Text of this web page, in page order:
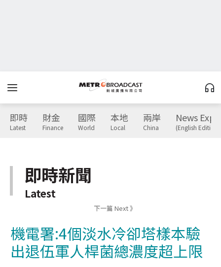
即時
Latest
財金
Finance
國際
World
本地
Local
兩岸
China
News
(English Edition)
即時新聞
Latest
下一篇 Next 》
機電署:4個淡水冷卻塔樣本驗
出退伍軍人桿菌總濃度超上限